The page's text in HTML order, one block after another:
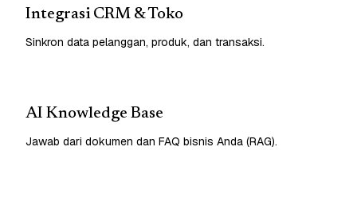
Integrasi CRM & Toko
Sinkron data pelanggan, produk, dan transaksi.
AI Knowledge Base
Jawab dari dokumen dan FAQ bisnis Anda (RAG).